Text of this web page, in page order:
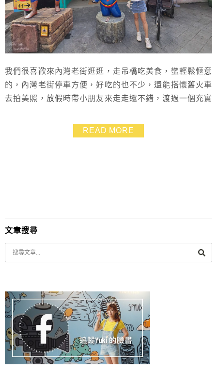
我們很喜歡來內灣老街逛逛，走吊橋吃美食，蠻輕鬆愜意
的，內灣老街停車方便，好吃的也不少，還能搭懷舊火車
去拍美照，放假時帶小朋友來走走還不錯，渡過一個充實
～ 內灣老街停車 開車可以停在內灣老街很近的「內灣伯
公下停車場」 ，停一次100元，走到內灣老街大約只要步
READ MORE
文章搜尋